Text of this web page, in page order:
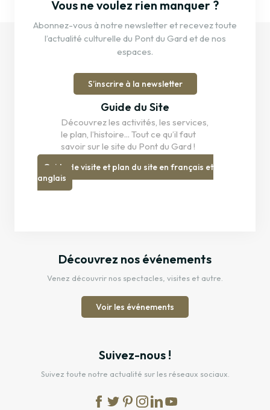
Vous ne voulez rien manquer ?
Abonnez-vous à notre newsletter et recevez toute
l’actualité culturelle du Pont du Gard et de nos
espaces.
S’inscrire à la newsletter
Guide du Site
Découvrez les activités, les services,
le plan, l’histoire... Tout ce qu’il faut
savoir sur le site du Pont du Gard !
Guide de visite et plan du site en français et
anglais
Découvrez nos événements
Venez découvrir nos spectacles, visites et autre.
Voir les événements
Suivez-nous !
Suivez toute notre actualité sur les réseaux sociaux.